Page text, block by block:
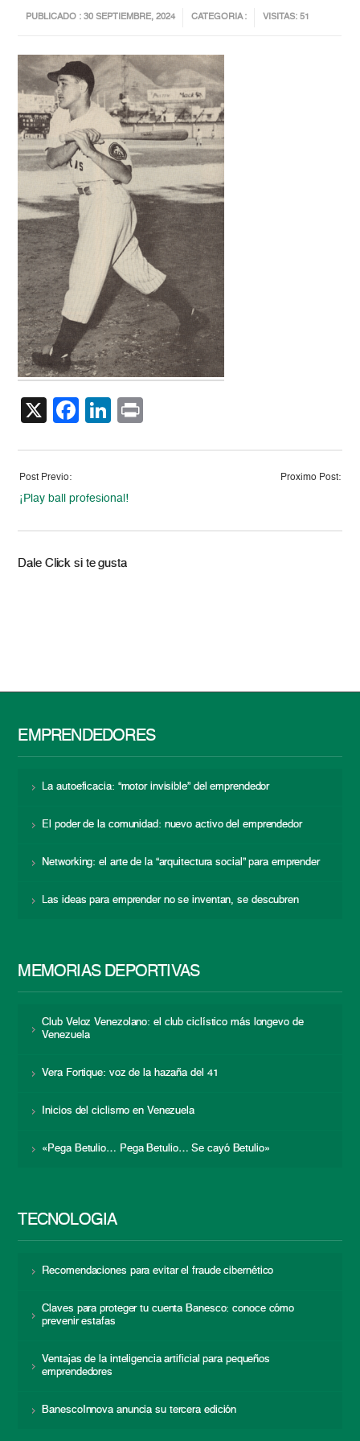
PUBLICADO : 30 SEPTIEMBRE, 2024 CATEGORIA : VISITAS: 51
X Facebook
LinkedIn
Post Previo:
¡Play ball profesional!
Proximo Post:
Dale Click si te gusta
EMPRENDEDORES
La autoeficacia: “motor invisible” del emprendedor
El poder de la comunidad: nuevo activo del emprendedor
Networking: el arte de la “arquitectura social” para emprender
Las ideas para emprender no se inventan, se descubren
MEMORIAS DEPORTIVAS
Club Veloz Venezolano: el club ciclístico más longevo de
Venezuela
Vera Fortique: voz de la hazaña del 41
Inicios del ciclismo en Venezuela
«Pega Betulio… Pega Betulio… Se cayó Betulio»
TECNOLOGÍA
Recomendaciones para evitar el fraude cibernético
Claves para proteger tu cuenta Banesco: conoce cómo
prevenir estafas
Ventajas de la inteligencia artificial para pequeños
emprendedores
BanescoInnova anuncia su tercera edición